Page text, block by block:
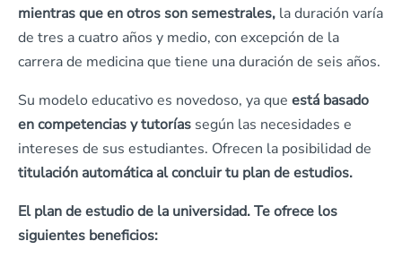
mientras que en otros son semestrales, la duración varía
de tres a cuatro años y medio, con excepción de la
carrera de medicina que tiene una duración de seis años.
Su modelo educativo es novedoso, ya que está basado
en competenciasy tutorías según las necesidades e
intereses de sus estudiantes. Ofrecen la posibilidad de
titulación automática al concluir tu plan de estudios.
El plan de estudio de la universidad. Te ofrece los
siguientes beneficios: